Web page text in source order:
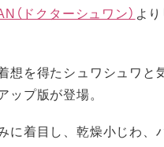
（ドクターシュワン） よ
想を得たシュワシュワと
プ版が登場。
に着目し、乾燥小じわ